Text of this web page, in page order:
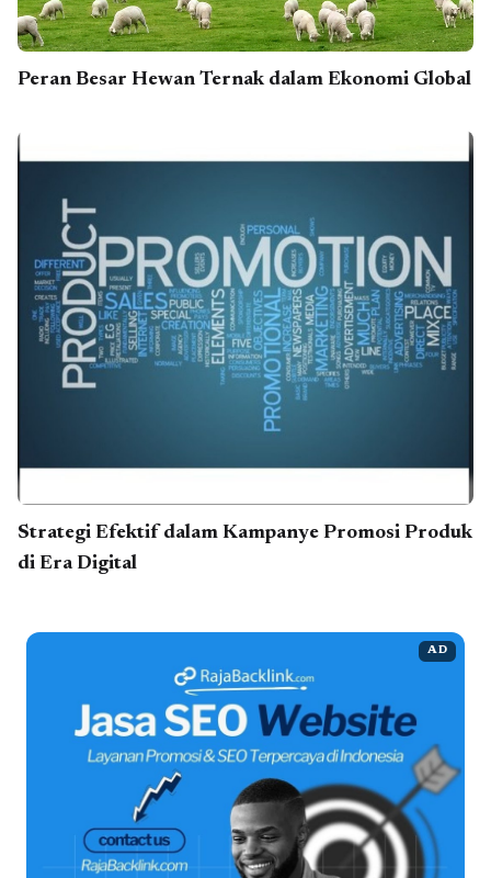
Peran Besar Hewan Ternak dalam Ekonomi Global
Strategi Efektif dalam Kampanye Promosi Produk
di Era Digital
AD